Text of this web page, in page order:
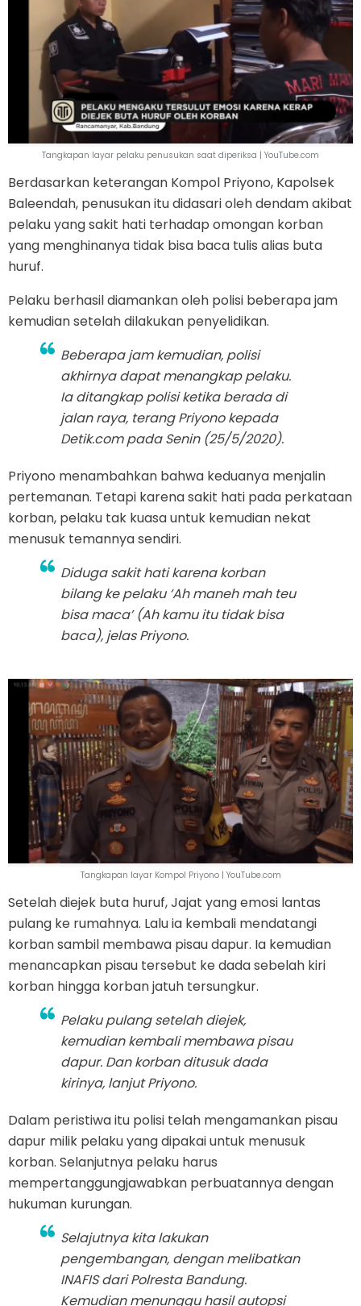
Tangkapan layar pelaku penusukan saat diperiksa | YouTube.com
Berdasarkan keterangan Kompol Priyono, Kapolsek
Baleendah, penusukan itu didasari oleh dendam akibat
pelaku yang sakit hati terhadap omongan korban
yang menghinanya tidak bisa baca tulis alias buta
huruf.
Pelaku berhasil diamankan oleh polisi beberapa jam
kemudian setelah dilakukan penyelidikan.
Beberapa jam kemudian, polisi
akhirnya dapat menangkap pelaku.
Ia ditangkap polisi ketika berada di
jalan raya, terang Priyono kepada
Detik.com pada Senin (25/5/2020).
Priyono menambahkan bahwa keduanya menjalin
pertemanan. Tetapi karena sakit hati pada perkataan
korban, pelaku tak kuasa untuk kemudian nekat
menusuk temannya sendiri.
Diduga sakit hati karena korban
bilang ke pelaku ‘Ah maneh mah teu
bisa maca’ (Ah kamu itu tidak bisa
baca), jelas Priyono.
Tangkapan layar Kompol Priyono | YouTube.com
Setelah diejek buta huruf, Jajat yang emosi lantas
pulang ke rumahnya. Lalu ia kembali mendatangi
korban sambil membawa pisau dapur. Ia kemudian
menancapkan pisau tersebut ke dada sebelah kiri
korban hingga korban jatuh tersungkur.
Pelaku pulang setelah diejek,
kemudian kembali membawa pisau
dapur. Dan korban ditusuk dada
kirinya, lanjut Priyono.
Dalam peristiwa itu polisi telah mengamankan pisau
dapur milik pelaku yang dipakai untuk menusuk
korban. Selanjutnya pelaku harus
mempertanggungjawabkan perbuatannya dengan
hukuman kurungan.
Selajutnya kita lakukan
pengembangan, dengan melibatkan
INAFIS dari Polresta Bandung.
Kemudian menunggu hasil autopsi